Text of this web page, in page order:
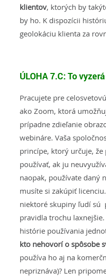
klientov, ktorých by
by ho. K dispozícii
geolokáciu klienta za
ÚLOHA 7.C: To
Pracujete pre
ako Zoom, ktorá
prípadne zdieľanie
webináre. Vaša
princípe, ktorý určuje,
používať, ak ju
naopak, používate daný
musíte si zakúpiť
niektoré skupiny ľudí sú
pravidla trochu
histórie používania
kto nehovorí o spôsobe
používa ho aj na
nepriznáva)? Len